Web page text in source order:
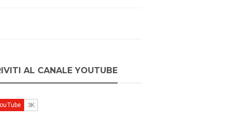
AL CANALE YOUTUBE